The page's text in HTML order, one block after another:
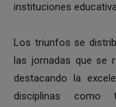
instituciones
Los triunfos se
las jornadas que se
destacando la
disciplinas como